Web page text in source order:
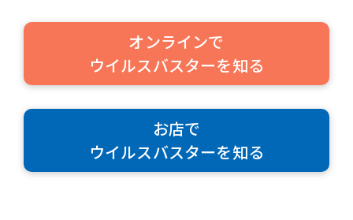
オンラインで
ウイルスバスターを知る
お店で
ウイルスバスターを知る